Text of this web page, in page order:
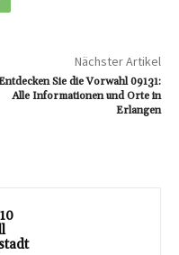
Nächster Artikel
Sie die Vorwahl 09131:
Alle Informationen und Orte in
Erlangen